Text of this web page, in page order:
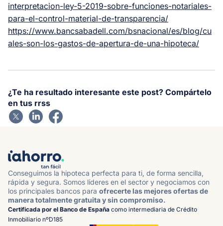
interpretacion-ley-5-2019-sobre-funciones-notariales-
para-el-control-material-de-transparencia/
https://www.bancsabadell.com/bsnacional/es/blog/cu
ales-son-los-gastos-de-apertura-de-una-hipoteca/
¿Te ha resultado interesante este post? Compártelo
en tus rrss
Conseguimos la hipoteca perfecta para ti, de forma sencilla,
rápida y segura. Somos líderes en el sector y negociamos con
los principales bancos para ofrecerte las mejores ofertas de
manera totalmente gratuita y sin compromiso.
Certificada por el Banco de España como intermediaria de Crédito
Inmobiliario nºD185